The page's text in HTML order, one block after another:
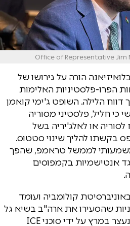
הורה על גירושו של
הפרו-פלסטיניות האלימות
דווח הלילה. השופט ג'ימי קואמן
כי חליל, פלסטיני מסוריה
או לאלג'יריה בשל
בקשתו להליך שינוי סטטוס.
לממשל טראמפ, שהפך
אנטישמיות בקמפוסים
קולומביה ועומד
שהסעירו את ארה"ב בשיא גל
האנטישמיות בקמפוסים, נעצר במרץ על ידי סוכני ICE